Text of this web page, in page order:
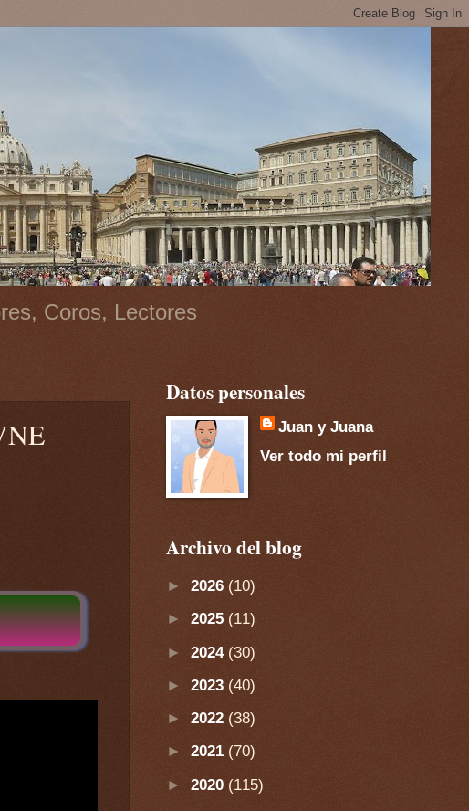
Coros, Lectores
Datos personales
Juan y Juana
Ver todo mi perfil
Archivo del blog
► 2026 (10)
► 2025 (11)
► 2024 (30)
► 2023 (40)
► 2022 (38)
► 2021 (70)
► 2020 (115)